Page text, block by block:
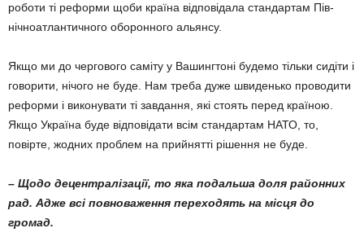
роботи ті рефор­ми щоби країна відповідала стандар­там Пів­
нічноатлантичного оборонного альянсу.
Якщо ми до чергового саміту у Вашингтоні будемо тільки сидіти і
говорити, нічого не буде. Нам треба дуже швиденько проводити
реформи і виконувати ті завдання, які стоять перед країною.
Якщо Україна буде відповіда­ти всім стандартам НАТО, то,
повірте, жод­них проблем на прийнятті рішення не буде.
– Щодо децентралізації, то яка по­дальша доля районних
рад. Адже всі пов­новаження переходять на місця до
громад.